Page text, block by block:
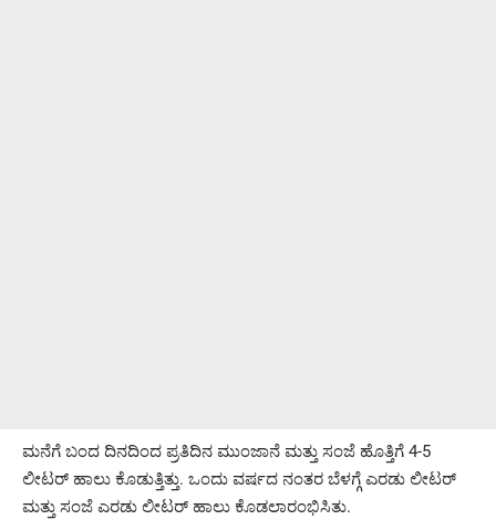
ಮನೆಗೆ ಬಂದ ದಿನದಿಂದ ಪ್ರತಿದಿನ ಮುಂಜಾನೆ ಮತ್ತು ಸಂಜೆ ಹೊತ್ತಿಗೆ 4-5
ಲೀಟರ್ ಹಾಲು ಕೊಡುತ್ತಿತ್ತು. ಒಂದು ವರ್ಷದ ನಂತರ ಬೆಳಗ್ಗೆ ಎರಡು ಲೀಟರ್
ಮತ್ತು ಸಂಜೆ ಎರಡು ಲೀಟರ್ ಹಾಲು ಕೊಡಲಾರಂಭಿಸಿತು.